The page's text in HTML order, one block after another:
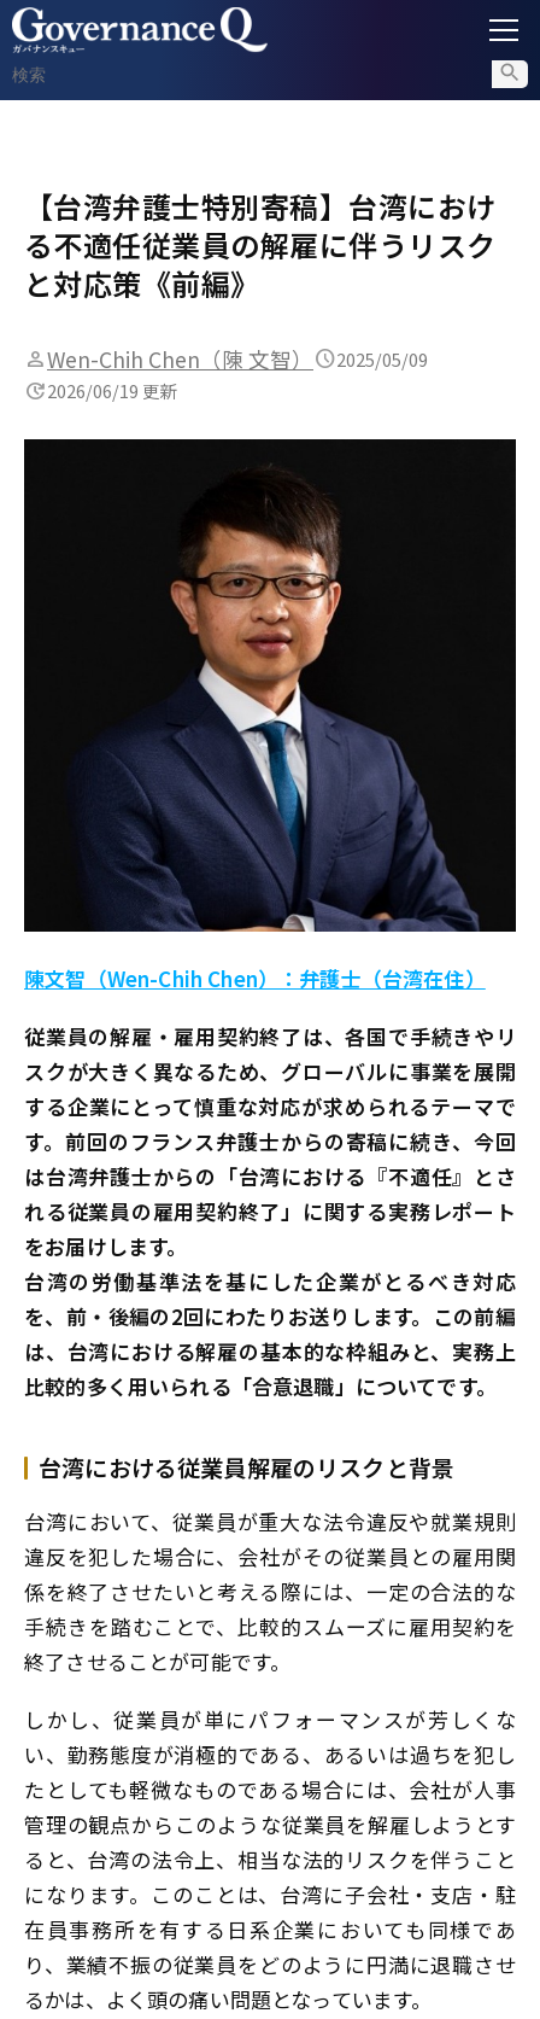
内部通報
コンプライアンス調査
不正対策
セミナー情報
【台湾弁護士特別寄稿】台湾におけ
る不適任従業員の解雇に伴うリスク
と対応策《前編》
Wen-Chih Chen（陳 文智）
2025/05/09
2026/06/19 更新
陳文智（Wen-Chih Chen）：弁護士（台湾在住）
従業員の解雇・雇用契約終了は、各国で手続きやリ
スクが大きく異なるため、グローバルに事業を展開
する企業にとって慎重な対応が求められるテーマで
す。前回のフランス弁護士からの寄稿に続き、今回
は台湾弁護士からの「台湾における『不適任』とさ
れる従業員の雇用契約終了」に関する実務レポート
をお届けします。
台湾の労働基準法を基にした企業がとるべき対応
を、前・後編の2回にわたりお送りします。この前編
は、台湾における解雇の基本的な枠組みと、実務上
比較的多く用いられる「合意退職」についてです。
台湾における従業員解雇のリスクと背景
台湾において、従業員が重大な法令違反や就業規則
違反を犯した場合に、会社がその従業員との雇用関
係を終了させたいと考える際には、一定の合法的な
手続きを踏むことで、比較的スムーズに雇用契約を
終了させることが可能です。
しかし、従業員が単にパフォーマンスが芳しくな
い、勤務態度が消極的である、あるいは過ちを犯し
たとしても軽微なものである場合には、会社が人事
管理の観点からこのような従業員を解雇しようとす
ると、台湾の法令上、相当な法的リスクを伴うこと
になります。このことは、台湾に子会社・支店・駐
在員事務所を有する日系企業においても同様であ
り、業績不振の従業員をどのように円満に退職させ
るかは、よく頭の痛い問題となっています。